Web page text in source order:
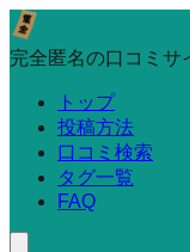
完全匿名の口コミサ
トップ
投稿方法
口コミ検索
タグ一覧
FAQ